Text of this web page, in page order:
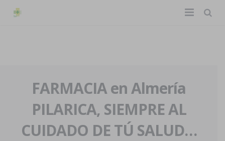
La farmacia
Nuestra historia
Nuestro equipo
Eventos
Servicios y reservas
FARMACIA en Almería
PILARICA, SIEMPRE AL
CUIDADO DE TÚ SALUD…